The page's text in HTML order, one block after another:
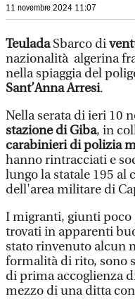
11 novembre 2024 11:07
TeuladaSbarco di
nazionalità algerina
nella spiaggia del
Sant’Anna Arresi.
Nella serata di ieri 10
stazione di Giba, in
carabinieri di polizia
hanno rintracciati e
lungo la statale 195 al
dell'area militare di
I migranti, giunti poco
trovati in apparenti
stato rinvenuto alcun
formalità di rito, sono
di prima accoglienza
mezzo di una ditta